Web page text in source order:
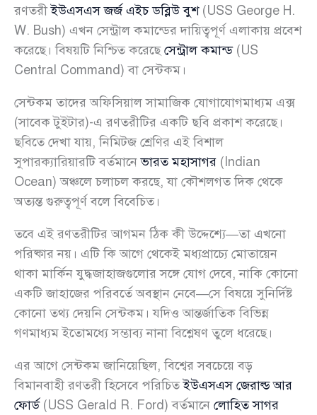
রণতরীইউএসএস জর্জ এইচ ডব্লিউ বুশ(USS George H.
W. Bush) এখন সেন্ট্রাল কমান্ডের দায়িত্বপূর্ণ এলাকায় প্রবেশ
করেছে। বিষয়টি নিশ্চিত করেছেসেন্ট্রাল কমান্ড(US
Central Command) বা সেন্টকম।
সেন্টকম তাদের অফিসিয়াল সামাজিক যোগাযোগমাধ্যম এক্স
(সাবেক টুইটার)-এ রণতরীটির একটি ছবি প্রকাশ করেছে।
ছবিতে দেখা যায়, নিমিটজ শ্রেণির এই বিশাল
সুপারক্যারিয়ারটি বর্তমানেভারত মহাসাগর (Indian
Ocean) অঞ্চলে চলাচল করছে, যা কৌশলগত দিক থেকে
অত্যন্ত গুরুত্বপূর্ণ বলে বিবেচিত।
তবে এই রণতরীটির আগমন ঠিক কী উদ্দেশ্যে—তা এখনো
পরিষ্কার নয়। এটি কি আগে থেকেই মধ্যপ্রাচ্যে মোতায়েন
থাকা মার্কিন যুদ্ধজাহাজগুলোর সঙ্গে যোগ দেবে, নাকি কোনো
একটি জাহাজের পরিবর্তে অবস্থান নেবে—সে বিষয়ে সুনির্দিষ্ট
কোনো তথ্য দেয়নি সেন্টকম। যদিও আন্তর্জাতিক বিভিন্ন
গণমাধ্যম ইতোমধ্যে সম্ভাব্য নানা বিশ্লেষণ তুলে ধরেছে।
এর আগে সেন্টকম জানিয়েছিল, বিশ্বের সবচেয়ে বড়
বিমানবাহী রণতরী হিসেবে পরিচিতইউএসএস জেরাল্ড আর
ফোর্ড(USS Gerald R. Ford) বর্তমানে লোহিত সাগর